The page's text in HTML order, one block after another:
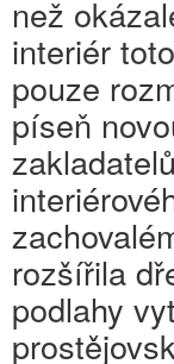
než
interiér
pouze
píseň
rozšířila
podlahy